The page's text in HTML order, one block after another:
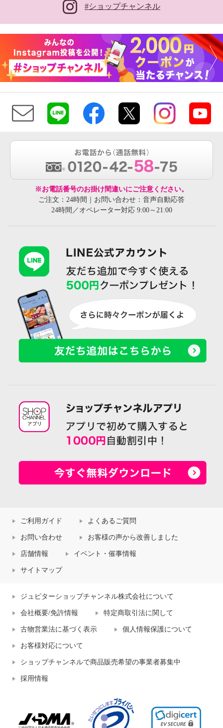
#ショップチャンネル
※お電話番号のお掛け間違いにご注意ください。
ご注文：24時間｜お問い合わせ：音声自動応答
24時間／オペレーター対応 9:00～21:00
ご利用ガイド よくあるご質問
お問い合わせ お客様の声から改善しました
店舗情報 イベント・催事情報
サイトマップ
ジュピターショップチャンネル株式会社について
会社概要/免許情報 特定商取引法に関して
古物営業法に基づく表示 個人情報保護について
お客様対応について
ショップチャンネルで商品販売希望の事業者募集中
採用情報